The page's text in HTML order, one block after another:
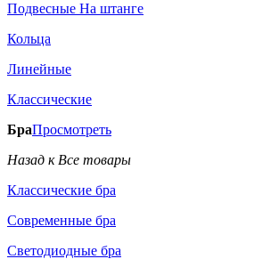
Подвесные На штанге
Кольца
Линейные
Классические
БраПросмотреть
Назад к Все товары
Классические бра
Современные бра
Светодиодные бра